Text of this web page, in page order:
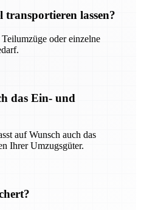
lassen?
oder einzelne
das Ein- und
auf Wunsch auch das
Ihrer Umzugsgüter.